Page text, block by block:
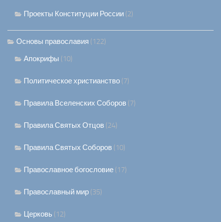
Проекты Конституции России (2)
Основы православия (122)
Апокрифы (10)
Политическое христианство (7)
Правила Вселенских Соборов (7)
Правила Святых Отцов (24)
Правила Святых Соборов (10)
Православное богословие (17)
Православный мир (35)
Церковь (12)